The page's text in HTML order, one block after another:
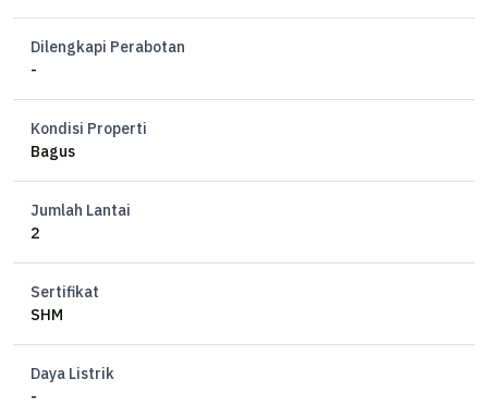
Dilengkapi Perabotan
-
Kondisi Properti
Bagus
Jumlah Lantai
2
Sertifikat
SHM
Daya Listrik
-